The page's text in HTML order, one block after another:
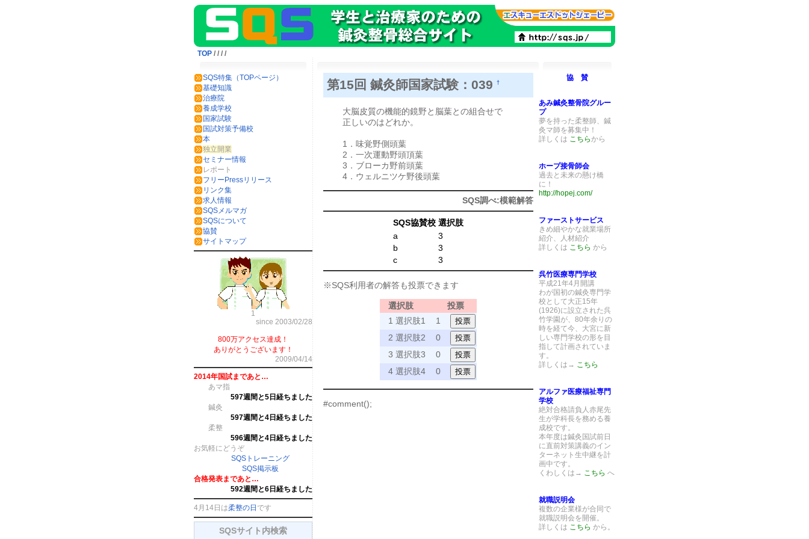
TOP / / / /
SQS特集（TOPページ）
基礎知識
治療院
養成学校
国家試験
国試対策予備校
本
独立開業
セミナー情報
レポート
フリーPressリリース
リンク集
求人情報
SQSメルマガ
SQSについて
協賛
サイトマップ
1
since 2003/02/28
800万アクセス達成！
ありがとうございます！
2009/04/14
2014年国試まであと…
あマ指
597週間と5日経ちました
鍼灸
597週間と4日経ちました
柔整
596週間と4日経ちました
お気軽にどうぞ
SQSトレーニング
SQS掲示板
合格発表まであと…
592週間と6日経ちました
4月14日は柔整の日 です
SQSサイト内検索
第15回 鍼灸師国家試験：039 †
大脳皮質の機能的鏡野と脳葉との組合せで
正しいのはどれか。
1．味覚野側頭葉
2．一次運動野頭頂葉
3．ブローカ野前頭葉
4．ウェルニツケ野後頭葉
SQS調べ:模範解答
SQS協賛校 選択肢
a
3
b
3
c
3
※SQS利用者の解答も投票できます
選択肢
投票
1 選択肢1
1
2 選択肢2
0
3 選択肢3
0
4 選択肢4
0
#comment();
協 賛
あみ鍼灸整骨院グルー
プ
夢を持った柔整師、鍼
灸マ師を募集中！
詳しくは こちらから
ホープ接骨師会
過去と未来の懸け橋
に！
http://hopej.com/
ファーストサービス
きめ細やかな就業場所
紹介、人材紹介
詳しくは こちら から
呉竹医療専門学校
平成21年4月開講
わが国初の鍼灸専門学
校として大正15年
(1926)に設立された呉
竹学園が、80年余りの
時を経て今、大宮に新
しい専門学校の形を目
指して計画されていま
す。
詳しくは→ こちら
アルファ医療福祉専門
学校
絶対合格請負人赤尾先
生が学科長を務める養
成校です。
本年度は鍼灸国試前日
に直前対策講義のイン
ターネット生中継を計
画中です。
くわしくは→ こちら へ
就職説明会
複数の企業様が合同で
就職説明会を開催。
詳しくは こちら から。